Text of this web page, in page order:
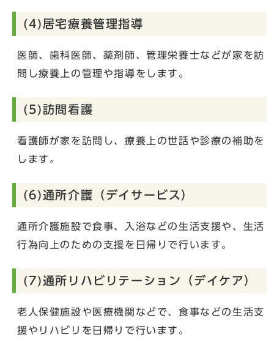
(4)居宅療養管理指導
医師、歯科医師、薬剤師、管理栄養士などが家を訪
問し療養上の管理や指導をします。
(5)訪問看護
看護師が家を訪問し、療養上の世話や診療の補助を
します。
(6)通所介護（デイサービス）
通所介護施設で食事、入浴などの生活支援や、生活
行為向上のための支援を日帰りで行います。
(7)通所リハビリテーション（デイケア）
老人保健施設や医療機関などで、食事などの生活支
援やリハビリを日帰りで行います。